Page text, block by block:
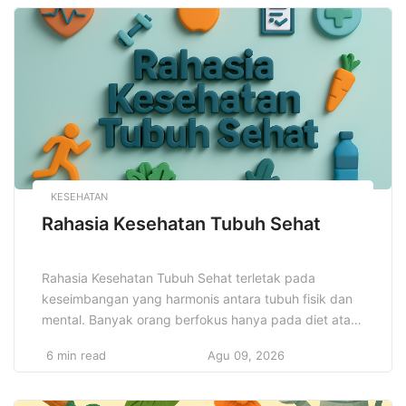
pemahaman ini, seseorang dapat mengantisipasi
perubahan pasar, mengelola risiko, dan membuat
keputusan yang lebih bijak dalam menghadapi
tantangan ekonomi. […]
KESEHATAN
Rahasia Kesehatan Tubuh Sehat
Rahasia Kesehatan Tubuh Sehat terletak pada
keseimbangan yang harmonis antara tubuh fisik dan
mental. Banyak orang berfokus hanya pada diet atau
gambaran besar. Kesehatan tubuh yang optimal
kehidupan, mulai dari pola makan yang bergizi,
6 min read Agu 09, 2026